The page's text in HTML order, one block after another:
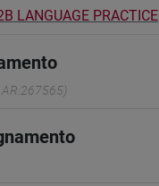
LANGUAGE PRACTICE